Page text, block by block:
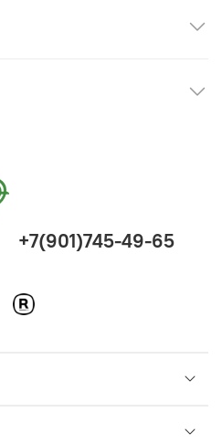
+7(901)745-49-65